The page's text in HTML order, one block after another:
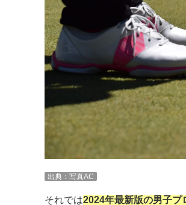
出典：写真AC
それでは2024年最新版の男子プ